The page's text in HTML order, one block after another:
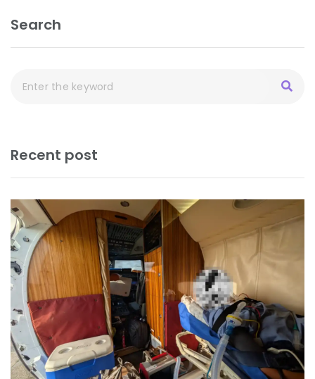
Search
Recent post